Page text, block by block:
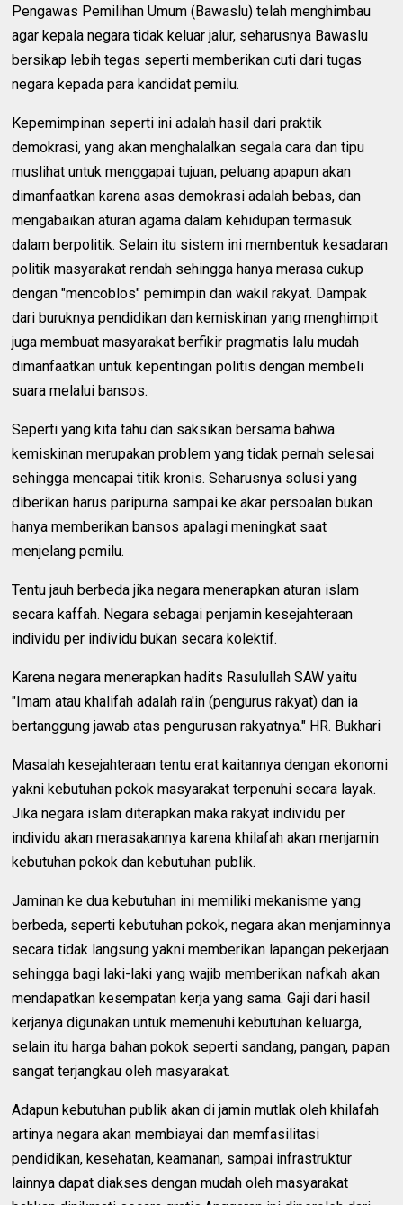
Pengawas Pemilihan Umum (Bawaslu) telah menghimbau
agar kepala negara tidak keluar jalur, seharusnya Bawaslu
bersikap lebih tegas seperti memberikan cuti dari tugas
negara kepada para kandidat pemilu.
Kepemimpinan seperti ini adalah hasil dari praktik
demokrasi, yang akan menghalalkan segala cara dan tipu
muslihat untuk menggapai tujuan, peluang apapun akan
dimanfaatkan karena asas demokrasi adalah bebas, dan
mengabaikan aturan agama dalam kehidupan termasuk
dalam berpolitik. Selain itu sistem ini membentuk kesadaran
politik masyarakat rendah sehingga hanya merasa cukup
dengan "mencoblos" pemimpin dan wakil rakyat. Dampak
dari buruknya pendidikan dan kemiskinan yang menghimpit
juga membuat masyarakat berfikir pragmatis lalu mudah
dimanfaatkan untuk kepentingan politis dengan membeli
suara melalui bansos.
Seperti yang kita tahu dan saksikan bersama bahwa
kemiskinan merupakan problem yang tidak pernah selesai
sehingga mencapai titik kronis. Seharusnya solusi yang
diberikan harus paripurna sampai ke akar persoalan bukan
hanya memberikan bansos apalagi meningkat saat
menjelang pemilu.
Tentu jauh berbeda jika negara menerapkan aturan islam
secara kaffah. Negara sebagai penjamin kesejahteraan
individu per individu bukan secara kolektif.
Karena negara menerapkan hadits Rasulullah SAW yaitu
"Imam atau khalifah adalah ra'in (pengurus rakyat) dan ia
bertanggung jawab atas pengurusan rakyatnya." HR. Bukhari
Masalah kesejahteraan tentu erat kaitannya dengan ekonomi
yakni kebutuhan pokok masyarakat terpenuhi secara layak.
Jika negara islam diterapkan maka rakyat individu per
individu akan merasakannya karena khilafah akan menjamin
kebutuhan pokok dan kebutuhan publik.
Jaminan ke dua kebutuhan ini memiliki mekanisme yang
berbeda, seperti kebutuhan pokok, negara akan menjaminnya
secara tidak langsung yakni memberikan lapangan pekerjaan
sehingga bagi laki-laki yang wajib memberikan nafkah akan
mendapatkan kesempatan kerja yang sama. Gaji dari hasil
kerjanya digunakan untuk memenuhi kebutuhan keluarga,
selain itu harga bahan pokok seperti sandang, pangan, papan
sangat terjangkau oleh masyarakat.
Adapun kebutuhan publik akan di jamin mutlak oleh khilafah
artinya negara akan membiayai dan memfasilitasi
pendidikan, kesehatan, keamanan, sampai infrastruktur
lainnya dapat diakses dengan mudah oleh masyarakat